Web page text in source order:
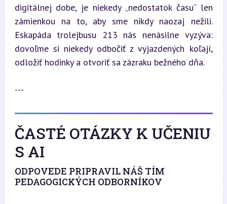
digitálnej dobe, je niekedy „nedostatok času“ len
zámienkou na to, aby sme nikdy naozaj nežili.
Eskapáda trolejbusu 213 nás nenásilne vyzýva:
dovoľme si niekedy odbočiť z vyjazdených koľají,
odložiť hodinky a otvoriť sa zázraku bežného dňa.
---
ČASTÉ OTÁZKY K UČENIU
S AI
ODPOVEDE PRIPRAVIL NÁŠ TÍM
PEDAGOGICKÝCH ODBORNÍKOV